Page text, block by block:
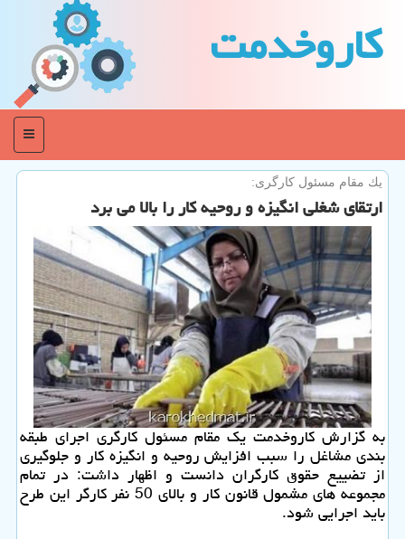
كاروخدمت
منو
یك مقام مسئول كارگری:
ارتقای شغلی انگیزه و روحیه كار را بالا می برد
به گزارش كاروخدمت یك مقام مسئول كارگری اجرای طبقه
بندی مشاغل را سبب افزایش روحیه و انگیزه كار و جلوگیری
از تضییع حقوق كارگران دانست و اظهار داشت: در تمام
مجموعه های مشمول قانون كار و بالای 50 نفر كارگر این طرح
باید اجرایی شود.